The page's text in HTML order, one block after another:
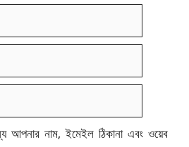
আপনার নাম, ইমেইল ঠিকানা এবং ওয়েব